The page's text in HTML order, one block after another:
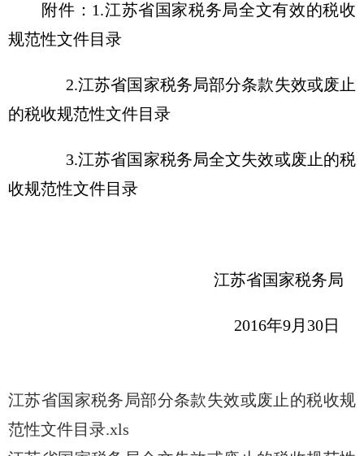
附件：1.江苏省国家税务局全文有效的税收
规范性文件目录
2.江苏省国家税务局部分条款失效或废止
的税收规范性文件目录
3.江苏省国家税务局全文失效或废止的税
收规范性文件目录
江苏省国家税务局
2016年9月30日
江苏省国家税务局部分条款失效或废止的税收规
范性文件目录.xls